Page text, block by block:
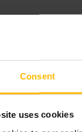
Consent
uses cookies
compartir.
profesional y